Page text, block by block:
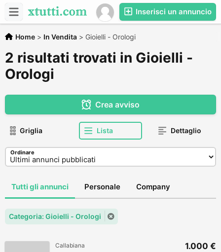
Inserisci un annuncio
Home > In Vendita > Gioielli - Orologi
2 risultati trovati in Gioielli -
Orologi
Crea avviso
Griglia Lista Dettaglio
Ordinare
Tutti gli annunci Personale Company
Categoria: Gioielli - Orologi
Callabiana 1.000 €